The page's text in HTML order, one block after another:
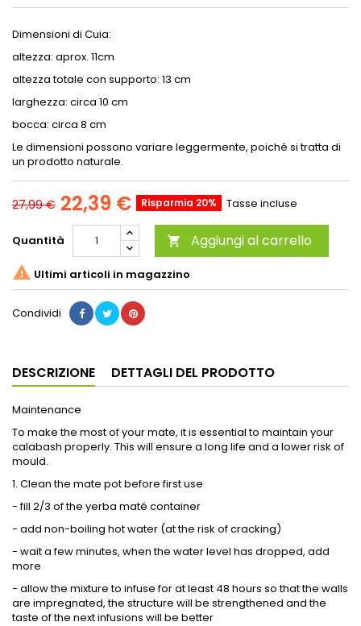
Dimensioni di Cuia:
altezza: aprox. 11cm
altezza totale con supporto: 13 cm
larghezza: circa 10 cm
bocca: circa 8 cm
Le dimensioni possono variare leggermente, poiché si tratta di
un prodotto naturale.
27,99 € 22,39 € Risparmia 20% Tasse incluse
Quantità  Aggiungi al carrello
 Ultimi articoli in magazzino
Condividi
DESCRIZIONE DETTAGLI DEL PRODOTTO
Maintenance
To make the most of your mate, it is essential to maintain your
calabash properly. This will ensure a long life and a lower risk of
mould.
1. Clean the mate pot before first use
- fill 2/3 of the yerba maté container
- add non-boiling hot water (at the risk of cracking)
- wait a few minutes, when the water level has dropped, add
more
- allow the mixture to infuse for at least 48 hours so that the walls
are impregnated, the structure will be strengthened and the
taste of the next infusions will be better